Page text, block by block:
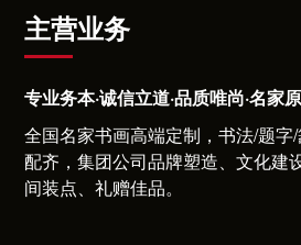
主营业务
专业务本·诚信立道·品质唯尚·名家
全国名家书画高端定制，书法/题字
配齐，集团公司品牌塑造、文化建
间装点、礼赠佳品。